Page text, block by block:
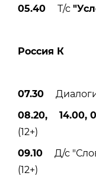
05.40 Т/с
Россия К
07.30 Диалоги
08.20, 14.00,
(12+)
09.10 Д/с
(12+)